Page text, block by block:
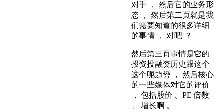
对手 ， 然后它的业务形
态 ， 然后第二页就是我
们需要知道的很多详细
的事情 ， 对吧 ？
然后第三页事情是它的
投资投融资历史跟这个
这个呃趋势 ， 然后核心
的一些媒体对它的评价
， 包括股价 、PE 倍数
、 增长啊 。